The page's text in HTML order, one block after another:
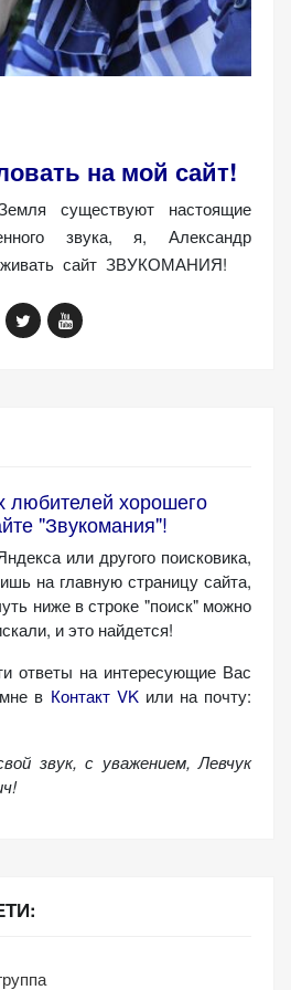
на мой сайт!
существуют настоящие
звука, я, Александр
сайт ЗВУКОМАНИЯ!
любителей хорошего
"Звукомания"!
или другого поисковика,
на главную страницу сайта,
ниже в строке "поиск" можно
и это найдется!
ответы на интересующие Вас
в Контакт VKили на почту:
звук, с уважением, Левчук